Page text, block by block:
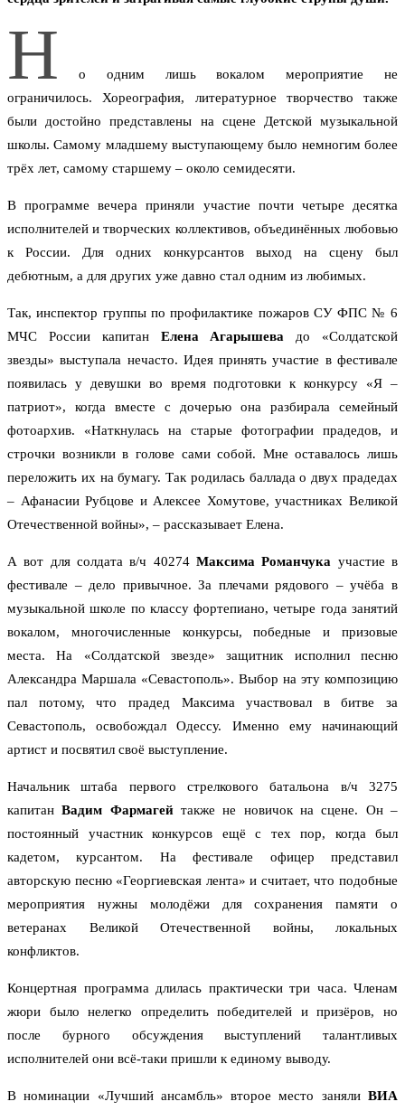
Н
о одним лишь вокалом мероприятие не
ограничилось. Хореография, литературное творчество также
были достойно представлены на сцене Детской музыкальной
школы. Самому младшему выступающему было немногим более
трёх лет, самому старшему – около семидесяти.
В программе вечера приняли участие почти четыре десятка
исполнителей и творческих коллективов, объединённых любовью
к России. Для одних конкурсантов выход на сцену был
дебютным, а для других уже давно стал одним из любимых.
Так, инспектор группы по профилактике пожаров СУ ФПС № 6
МЧС России капитан Елена Агарышевадо «Солдатской
звезды» выступала нечасто. Идея принять участие в фестивале
появилась у девушки во время подготовки к конкурсу «Я –
патриот», когда вместе с дочерью она разбирала семейный
фотоархив. «Наткнулась на старые фотографии прадедов, и
строчки возникли в голове сами собой. Мне оставалось лишь
переложить их на бумагу. Так родилась баллада о двух прадедах
– Афанасии Рубцове и Алексее Хомутове, участниках Великой
Отечественной войны», – рассказывает Елена.
А вот для солдата в/ч 40274 Максима Романчука участие в
фестивале – дело привычное. За плечами рядового – учёба в
музыкальной школе по классу фортепиано, четыре года занятий
вокалом, многочисленные конкурсы, победные и призовые
места. На «Солдатской звезде» защитник исполнил песню
Александра Маршала «Севастополь». Выбор на эту композицию
пал потому, что прадед Максима участвовал в битве за
Севастополь, освобождал Одессу. Именно ему начинающий
артист и посвятил своё выступление.
Начальник штаба первого стрелкового батальона в/ч 3275
капитанВадим Фармагейтакже не новичок на сцене. Он –
постоянный участник конкурсов ещё с тех пор, когда был
кадетом, курсантом. На фестивале офицер представил
авторскую песню «Георгиевская лента» и считает, что подобные
мероприятия нужны молодёжи для сохранения памяти о
ветеранах Великой Отечественной войны, локальных
конфликтов.
Концертная программа длилась практически три часа. Членам
жюри было нелегко определить победителей и призёров, но
после бурного обсуждения выступлений талантливых
исполнителей они всё-таки пришли к единому выводу.
В номинации «Лучший ансамбль» второе место заняли ВИА